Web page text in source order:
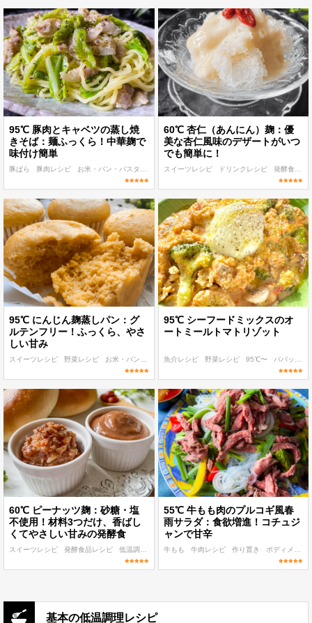
95℃ 豚肉とキャベツの蒸し焼
きそば：麺ふっくら！中華麹で
味付け簡単
豚ばら 豚肉レシピ お米・パン・パスタレシピ 発酵食品レシピ 低温調理 麹・発酵食レシピ
60℃ 杏仁（あんにん）麹：優
美な杏仁風味のデザートがいつ
でも簡単に！
スイーツレシピ ドリンクレシピ 発酵食品レシピ
95℃ にんじん麹蒸しパン：グ
ルテンフリー！ふっくら、やさ
しい甘み
スイーツレシピ 野菜レシピ お米・パン・パスタレシピ 95℃〜 作り置き
95℃ シーフードミックスのオ
ートミールトマトリゾット
魚介レシピ 野菜レシピ 95℃〜 パパッと作れる
60℃ ピーナッツ麹：砂糖・塩
不使用！材料3つだけ、香ばし
くてやさしい甘みの発酵食
スイーツレシピ 発酵食品レシピ 低温調理 麹・発酵食レシピ 60℃〜 作り置き
55℃ 牛もも肉のプルコギ風春
雨サラダ：食欲増進！コチュジ
ャンで甘辛
牛もも 牛肉レシピ 作り置き ボディメイク
基本の低温調理レシピ